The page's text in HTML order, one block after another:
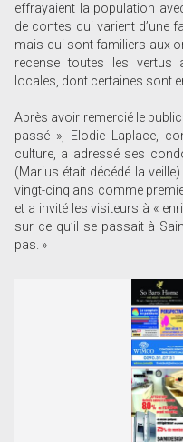
effrayaient la population
de contes qui varient d’une
mais qui sont familiers aux
recense toutes les vertus
locales, dont certaines sont
Après avoir remercié le
passé », Elodie Laplace,
culture, a adressé ses
(Marius était décédé la
vingt-cinq ans comme
et a invité les visiteurs à «
sur ce qu’il se passait à
pas. »